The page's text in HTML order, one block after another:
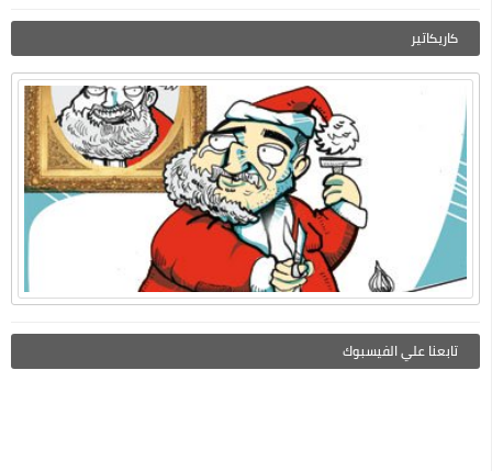
كاريكاتير
تابعنا علي الفيسبوك